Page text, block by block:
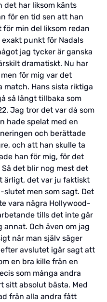
det har liksom känts
för en tid sen att han
min del liksom redan
punkt för Nadals
jag tycker är ganska
dramatiskt. Nu har
för mig var det
match. Hans sista riktiga
så långt tillbaka som
Jag tror det var då som
hade spelat med en
och berättade
och att han skulle ta
han för mig, för det
det blir nog mest det
ärligt, det var ju faktiskt
men som sagt. Det
vara några Hollywood-
tills det inte går
Och även om jag
när man själv säger
avslutet igår sagt att
en bra kille från en
som många andra
sitt absolut bästa. Med
från alla andra fått